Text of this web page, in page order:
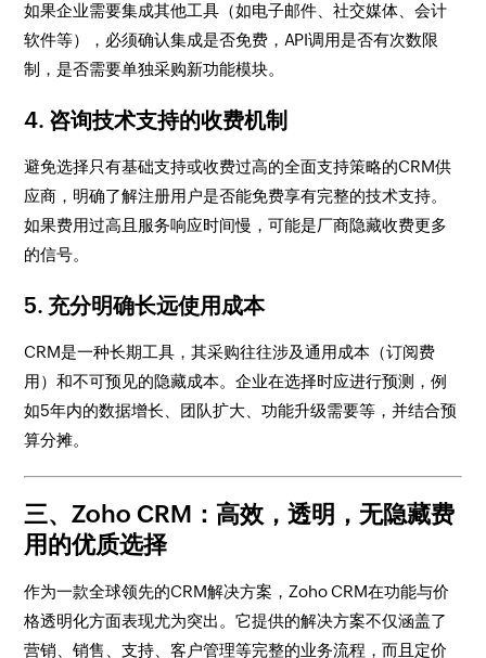
如果企业需要集成其他工具（如电子邮件、社交媒体、会计
软件等），必须确认集成是否免费，API调用是否有次数限
制，是否需要单独采购新功能模块。
4. 咨询技术支持的收费机制
避免选择只有基础支持或收费过高的全面支持策略的CRM供
应商，明确了解注册用户是否能免费享有完整的技术支持。
如果费用过高且服务响应时间慢，可能是厂商隐藏收费更多
的信号。
5. 充分明确长远使用成本
CRM是一种长期工具，其采购往往涉及通用成本（订阅费
用）和不可预见的隐藏成本。企业在选择时应进行预测，例
如5年内的数据增长、团队扩大、功能升级需要等，并结合预
算分摊。
三、Zoho CRM：高效，透明，无隐藏费
用的优质选择
作为一款全球领先的CRM解决方案，Zoho CRM在功能与价
格透明化方面表现尤为突出。它提供的解决方案不仅涵盖了
营销、销售、支持、客户管理等完整的业务流程，而且定价